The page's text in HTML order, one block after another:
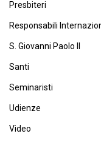
Presbiteri
Responsabili
S. Giovanni Paolo II
Santi
Seminaristi
Udienze
Video